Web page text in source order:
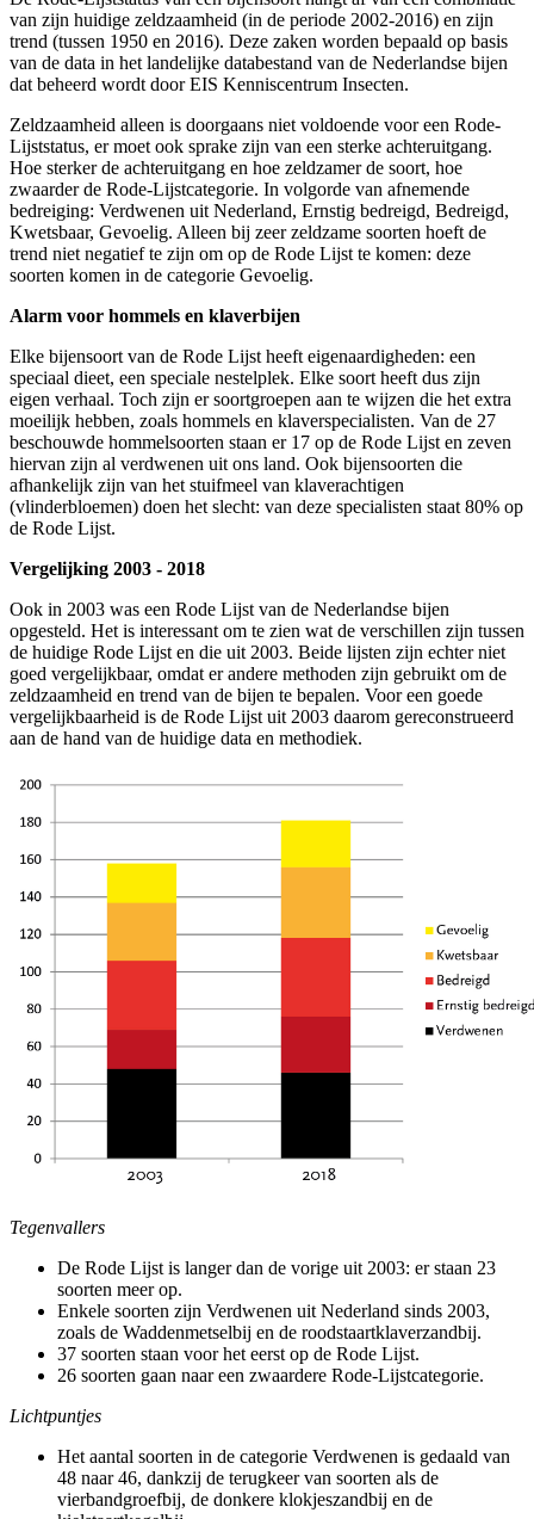
van zijn huidige zeldzaamheid (in de periode 2002-2016) en zijn
trend (tussen 1950 en 2016). Deze zaken worden bepaald op basis
van de data in het landelijke databestand van de Nederlandse bijen
dat beheerd wordt door EIS Kenniscentrum Insecten.
Zeldzaamheid alleen is doorgaans niet voldoende voor een Rode-
Lijststatus, er moet ook sprake zijn van een sterke achteruitgang.
Hoe sterker de achteruitgang en hoe zeldzamer de soort, hoe
zwaarder de Rode-Lijstcategorie. In volgorde van afnemende
bedreiging: Verdwenen uit Nederland, Ernstig bedreigd, Bedreigd,
Kwetsbaar, Gevoelig. Alleen bij zeer zeldzame soorten hoeft de
trend niet negatief te zijn om op de Rode Lijst te komen: deze
soorten komen in de categorie Gevoelig.
Alarm voor hommels en klaverbijen
Elke bijensoort van de Rode Lijst heeft eigenaardigheden: een
speciaal dieet, een speciale nestelplek. Elke soort heeft dus zijn
eigen verhaal. Toch zijn er soortgroepen aan te wijzen die het extra
moeilijk hebben, zoals hommels en klaverspecialisten. Van de 27
beschouwde hommelsoorten staan er 17 op de Rode Lijst en zeven
hiervan zijn al verdwenen uit ons land. Ook bijensoorten die
afhankelijk zijn van het stuifmeel van klaverachtigen
(vlinderbloemen) doen het slecht: van deze specialisten staat 80% op
de Rode Lijst.
Vergelijking 2003 - 2018
Ook in 2003 was een Rode Lijst van de Nederlandse bijen
opgesteld. Het is interessant om te zien wat de verschillen zijn tussen
de huidige Rode Lijst en die uit 2003. Beide lijsten zijn echter niet
goed vergelijkbaar, omdat er andere methoden zijn gebruikt om de
zeldzaamheid en trend van de bijen te bepalen. Voor een goede
vergelijkbaarheid is de Rode Lijst uit 2003 daarom gereconstrueerd
aan de hand van de huidige data en methodiek.
Tegenvallers
De Rode Lijst is langer dan de vorige uit 2003: er staan 23
soorten meer op.
Enkele soorten zijn Verdwenen uit Nederland sinds 2003,
zoals de Waddenmetselbij en de roodstaartklaverzandbij.
37 soorten staan voor het eerst op de Rode Lijst.
26 soorten gaan naar een zwaardere Rode-Lijstcategorie.
Lichtpuntjes
Het aantal soorten in de categorie Verdwenen is gedaald van
48 naar 46, dankzij de terugkeer van soorten als de
vierbandgroefbij, de donkere klokjeszandbij en de